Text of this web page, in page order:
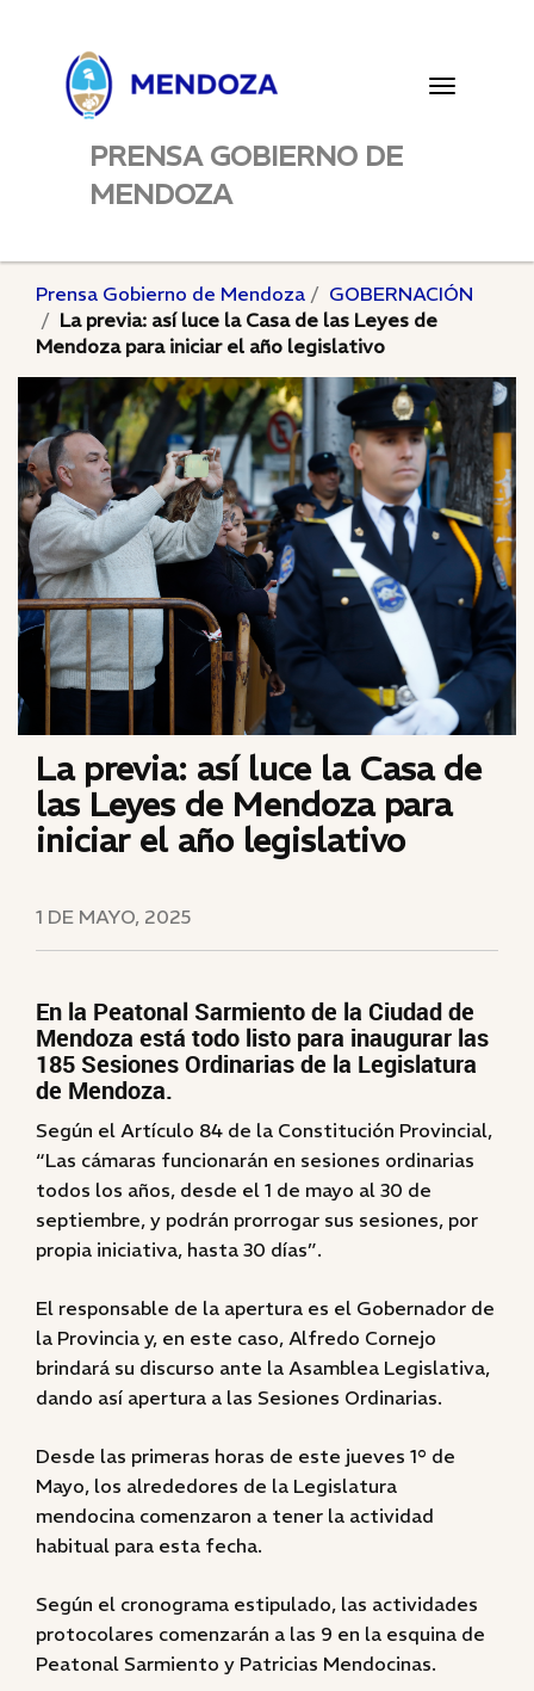
Toggle
PRENSA GOBIERNO DE
MENDOZA
Prensa Gobierno de Mendoza
GOBERNACIÓN
La previa: así luce la Casa de las Leyes de
Mendoza para iniciar el año legislativo
La previa: así luce la Casa de
las Leyes de Mendoza para
iniciar el año legislativo
1 DE MAYO, 2025
En la Peatonal Sarmiento de la Ciudad de
Mendoza está todo listo para inaugurar las
185 Sesiones Ordinarias de la Legislatura
de Mendoza.
Según el Artículo 84 de la Constitución Provincial,
“Las cámaras funcionarán en sesiones ordinarias
todos los años, desde el 1 de mayo al 30 de
septiembre, y podrán prorrogar sus sesiones, por
propia iniciativa, hasta 30 días”.
El responsable de la apertura es el Gobernador de
la Provincia y, en este caso, Alfredo Cornejo
brindará su discurso ante la Asamblea Legislativa,
dando así apertura a las Sesiones Ordinarias.
Desde las primeras horas de este jueves 1° de
Mayo, los alrededores de la Legislatura
mendocina comenzaron a tener la actividad
habitual para esta fecha.
Según el cronograma estipulado, las actividades
protocolares comenzarán a las 9 en la esquina de
Peatonal Sarmiento y Patricias Mendocinas.